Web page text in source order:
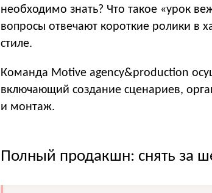
необходимо знать? Что такое «урок
вопросы отвечают короткие ролики в
стиле.
Команда Motive agency&production
включающий создание сценариев,
и монтаж.
Полный продакшн: снять за